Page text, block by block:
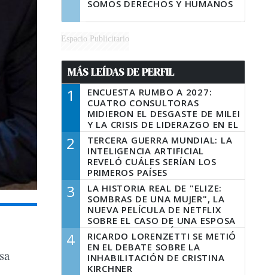
SOMOS DERECHOS Y HUMANOS
Espacio Publicitario
MÁS LEÍDAS DE PERFIL
1
ENCUESTA RUMBO A 2027:
CUATRO CONSULTORAS
MIDIERON EL DESGASTE DE MILEI
Y LA CRISIS DE LIDERAZGO EN EL
PERONISMO
2
TERCERA GUERRA MUNDIAL: LA
INTELIGENCIA ARTIFICIAL
REVELÓ CUÁLES SERÍAN LOS
PRIMEROS PAÍSES
LATINOAMERICANOS EN SER
DERROTADOS
3
LA HISTORIA REAL DE "ELIZE:
SOMBRAS DE UNA MUJER", LA
NUEVA PELÍCULA DE NETFLIX
SOBRE EL CASO DE UNA ESPOSA
QUE DESCUARTIZÓ A SU
MARIDO
4
RICARDO LORENZETTI SE METIÓ
EN EL DEBATE SOBRE LA
INHABILITACIÓN DE CRISTINA
KIRCHNER